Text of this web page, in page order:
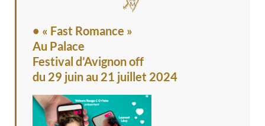
• « Fast Romance »
Au Palace
Festival d’Avignon off
du 29 juin au 21 juillet 2024